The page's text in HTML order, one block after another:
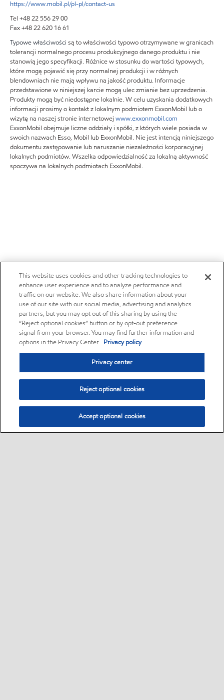
https://www.mobil.pl/pl-pl/contact-us
Tel +48 22 556 29 00
Fax +48 22 620 16 61
Typowe właściwości są to właściwości typowo otrzymywane w granicach
tolerancji normalnego procesu produkcyjnego danego produktu i nie
stanowią jego specyfikacji. Różnice w stosunku do wartości typowych,
które mogą pojawić się przy normalnej produkcji i w różnych
blendowniach nie mają wpływu na jakość produktu. Informacje
przedstawione w niniejszej karcie mogą ulec zmianie bez uprzedzenia.
Produkty mogą być niedostępne lokalnie. W celu uzyskania dodatkowych
informacji prosimy o kontakt z lokalnym podmiotem ExxonMobil lub o
wizytę na naszej stronie internetowej www.exxonmobil.com
ExxonMobil obejmuje liczne oddziały i spółki, z których wiele posiada w
swoich nazwach Esso, Mobil lub ExxonMobil. Nie jest intencją niniejszego
dokumentu zastępowanie lub naruszanie niezależności korporacyjnej
lokalnych podmiotów. Wszelka odpowiedzialność za lokalną aktywność
spoczywa na lokalnych podmiotach ExxonMobil.
This website uses cookies and other tracking technologies to
enhance user experience and to analyze performance and
traffic on our website. We also share information about your
use of our site with our social media, advertising and analytics
partners, but you may opt out of this sharing by using the
“Reject optional cookies” button or by opt-out preference
signal from your browser. You may find further information and
options in the Privacy Center. Privacy policy
Privacy center
Reject optional cookies
Accept optional cookies